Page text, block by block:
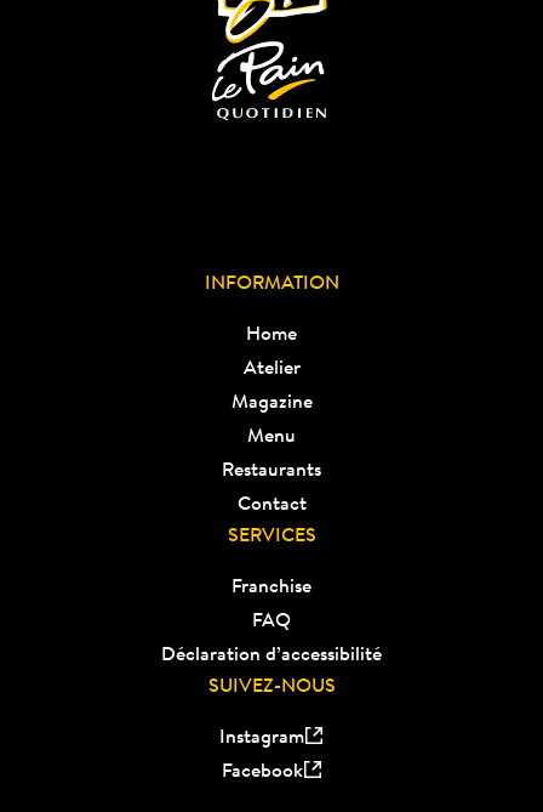
INFORMATION
Home
Atelier
Magazine
Menu
Restaurants
Contact
SERVICES
Franchise
FAQ
Déclaration d’accessibilité
SUIVEZ-NOUS
Instagram
Facebook